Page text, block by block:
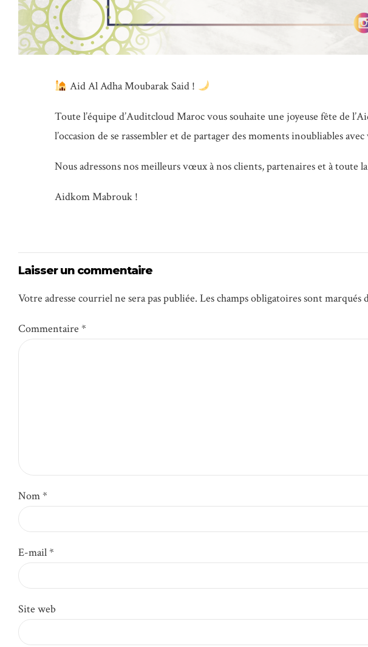
Aid Al Adha Moubarak Said !
Toute l’équipe d’Auditcloud Maroc vous souhaite une joyeuse fête de
l’occasion de se rassembler et de partager des moments inoubliables avec
Nous adressons nos meilleurs vœux à nos clients, partenaires et à toute
Aidkom Mabrouk !
Laisser un commentaire
Votre adresse courriel ne sera pas publiée. Les champs obligatoires sont marqués
Commentaire *
Nom *
E-mail *
Site web